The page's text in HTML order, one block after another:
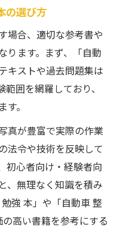
の選び方
場合、適切な参考書や
ります。まず、「自動
キストや過去問題集は
囲を網羅しており、
。
真が豊富で実際の作業
法令や技術を反映して
初心者向け・経験者向
、無理なく知識を積み
強 本」や「自動車 整
高い書籍を参考にする